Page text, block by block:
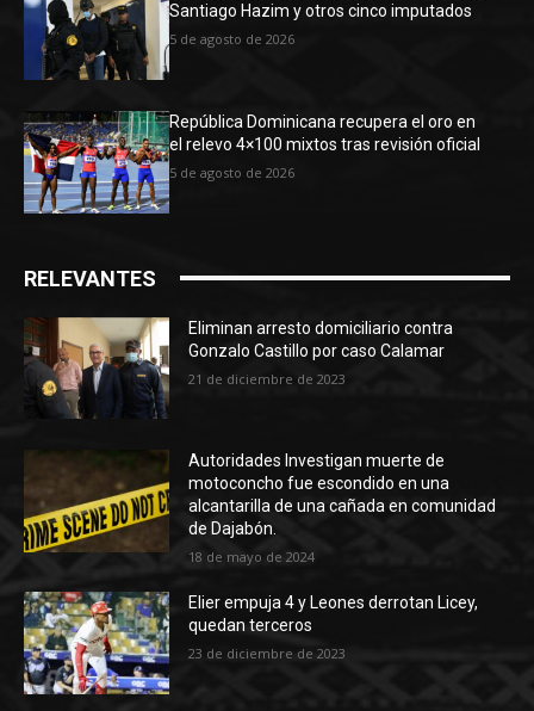
Santiago Hazim y otros cinco imputados
5 de agosto de 2026
República Dominicana recupera el oro en
el relevo 4×100 mixtos tras revisión oficial
5 de agosto de 2026
RELEVANTES
Eliminan arresto domiciliario contra
Gonzalo Castillo por caso Calamar
21 de diciembre de 2023
Autoridades Investigan muerte de
motoconcho fue escondido en una
alcantarilla de una cañada en comunidad
de Dajabón.
18 de mayo de 2024
Elier empuja 4 y Leones derrotan Licey,
quedan terceros
23 de diciembre de 2023